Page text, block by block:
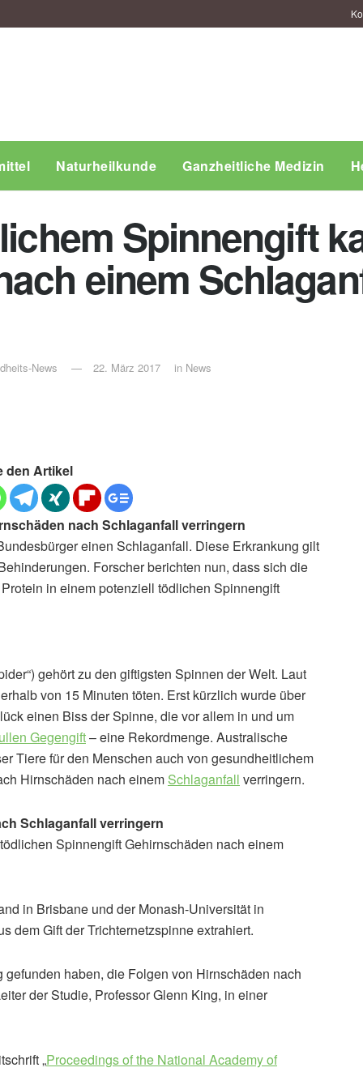
Naturheilkunde Ganzheitliche Medizin
Spinnengift
einem
News 22. März 2017 in News
den Artikel
nach Schlaganfall verringern
einen Schlaganfall. Diese Erkrankung gilt
Forscher berichten nun, dass sich die
in einem potenziell tödlichen Spinnengift
gehört zu den giftigsten Spinnen der Welt. Laut
von 15 Minuten töten. Erst kürzlich wurde über
einen Biss der Spinne, die vor allem in und um
Gegengift– eine Rekordmenge. Australische
Tiere für den Menschen auch von gesundheitlichem
Hirnschäden nach einem Schlaganfall verringern.
Schlaganfall verringern
Spinnengift Gehirnschäden nach einem
in Brisbane und der Monash-Universität in
dem Gift der Trichternetzspinne extrahiert.
haben, die Folgen von Hirnschäden nach
der Studie, Professor Glenn King, in einer
„Proceedings of the National Academy of